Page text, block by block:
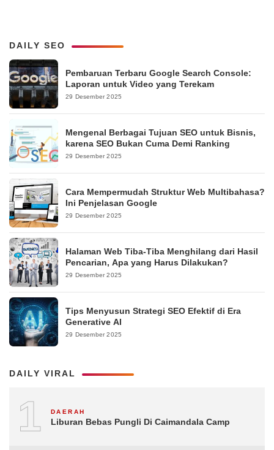
DAILY SEO
Pembaruan Terbaru Google Search Console:
Laporan untuk Video yang Terekam
29 Desember 2025
Mengenal Berbagai Tujuan SEO untuk Bisnis,
karena SEO Bukan Cuma Demi Ranking
29 Desember 2025
Cara Mempermudah Struktur Web Multibahasa?
Ini Penjelasan Google
29 Desember 2025
Halaman Web Tiba-Tiba Menghilang dari Hasil
Pencarian, Apa yang Harus Dilakukan?
29 Desember 2025
Tips Menyusun Strategi SEO Efektif di Era
Generative AI
29 Desember 2025
DAILY VIRAL
1 DAERAH
Liburan Bebas Pungli Di Caimandala Camp